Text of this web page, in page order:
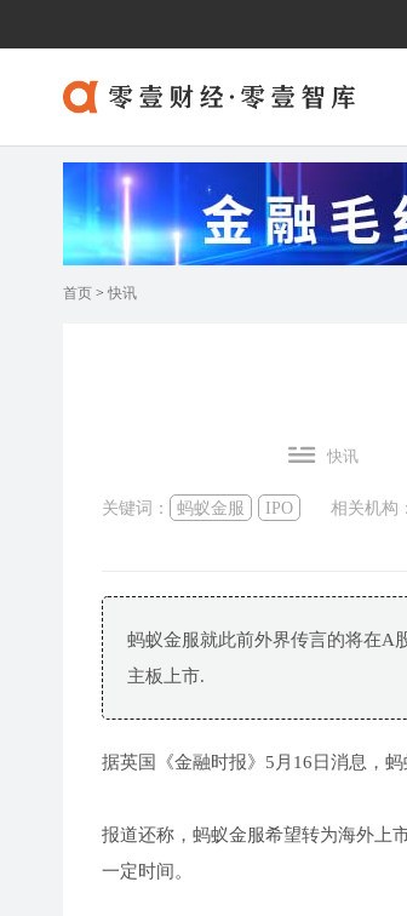
首页 > 快讯
快讯
关键词： 蚂蚁金服 IPO 相关机构：
蚂蚁金服就此前外界传言的将在A
主板上市.
据英国《金融时报》5月16日消息，蚂
报道还称，蚂蚁金服希望转为海外上
一定时间。